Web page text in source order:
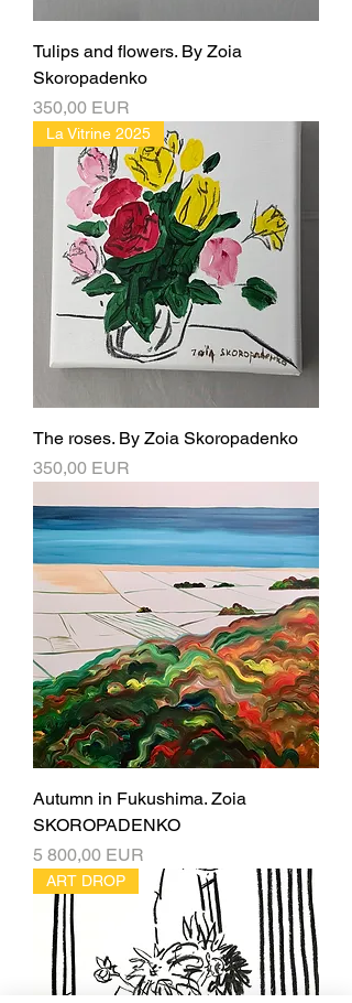
Tulips and flowers. By Zoia
Skoropadenko
Ціна
350,00 EUR
La Vitrine 2025
The roses. By Zoia Skoropadenko
Ціна
350,00 EUR
Autumn in Fukushima. Zoia
SKOROPADENKO
Ціна
5 800,00 EUR
ART DROP